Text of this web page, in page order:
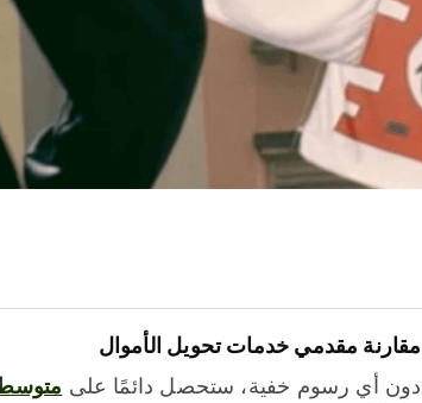
مقارنة مقدمي خدمات تحويل الأموال
دون أي رسوم خفية، ستحصل دائمًا على